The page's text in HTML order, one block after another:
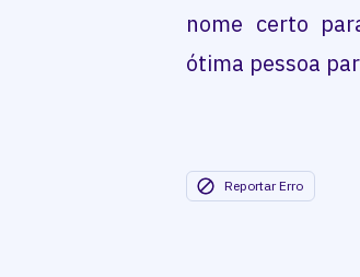
nome certo
ótima pessoa
Reportar Erro